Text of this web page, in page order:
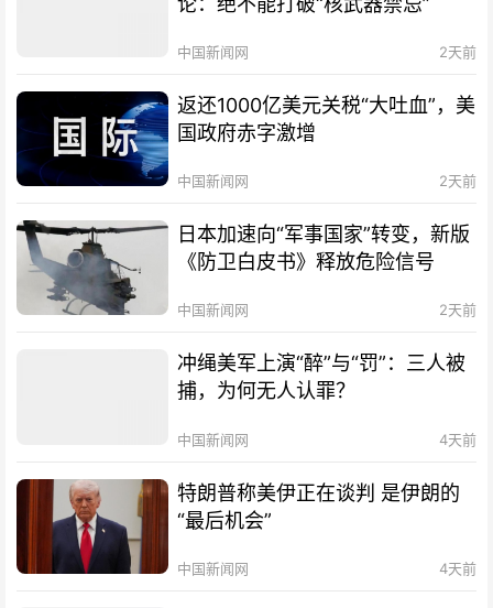
中国新闻网 2天前
返还1000亿美元关税“大吐血”，美
国政府赤字激增
中国新闻网 2天前
日本加速向“军事国家”转变，新版
《防卫白皮书》释放危险信号
中国新闻网 2天前
冲绳美军上演“醉”与“罚”：三人被
捕，为何无人认罪？
中国新闻网 4天前
特朗普称美伊正在谈判 是伊朗的
“最后机会”
中国新闻网 4天前